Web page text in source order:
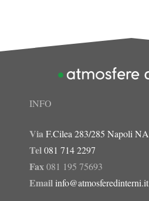
INFO
ViaF.Cilea 283/285 Napoli NA
Tel081 714 2297
Fax081 195 75693
Emailinfo@atmosferedinterni.it